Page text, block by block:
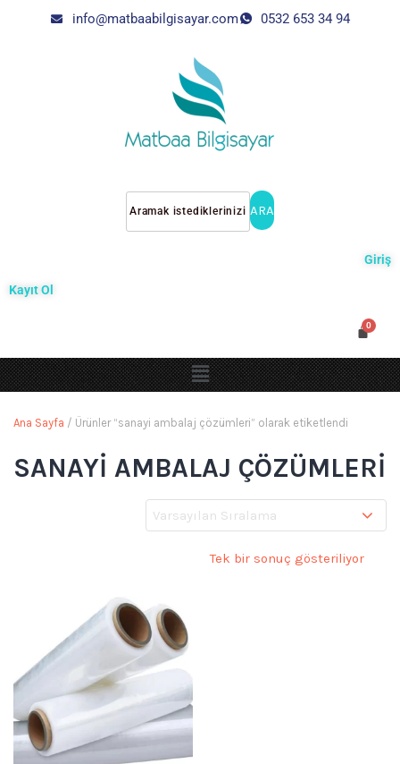
info@matbaabilgisayar.com 0532 653 34 94
ARA
Giriş
Kayıt Ol
Ana Sayfa / Ürünler “sanayi ambalaj çözümleri” olarak etiketlendi
SANAYI AMBALAJ ÇÖZÜMLERI
Tek bir sonuç gösteriliyor